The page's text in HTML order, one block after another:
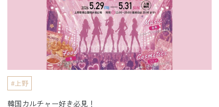
上野
韓国カルチャー好き必見！